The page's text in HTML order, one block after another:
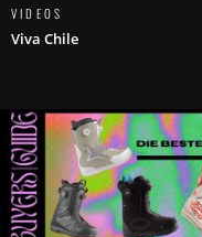
VIDEOS
Viva Chile